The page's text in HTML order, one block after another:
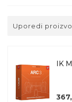
Uporedi
IK